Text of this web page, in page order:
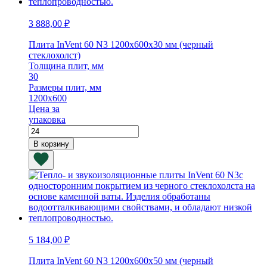
3 888,00 ₽
Плита InVent 60 N3 1200х600х30 мм (черный
стеклохолст)
Толщина плит, мм
30
Размеры плит, мм
1200х600
Цена за
упаковка
Количество
товара
Плита
InVent
60
N3
1200х600х30
мм
(черный
стеклохолст)
В корзину
5 184,00 ₽
Плита InVent 60 N3 1200х600х50 мм (черный